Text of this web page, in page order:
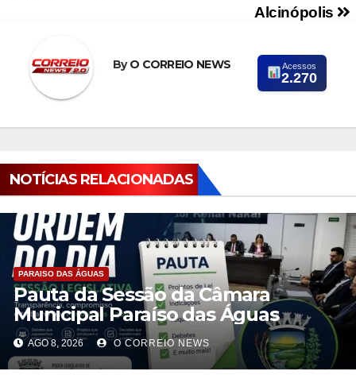
Alcinópolis
ByO CORREIO NEWS Acessos
2.270
NOTÍCIAS RELACIONADAS
PARAISO DAS ÁGUAS
Pauta da Sessão da Câmara
Municipal Paraíso das Águas
AGO 8, 2026 O CORREIO NEWS